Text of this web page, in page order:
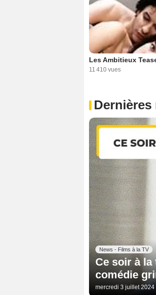
Les Ambitieux
11 410 vues
Dernières
News - Films à la TV
Ce soir à
comédie
mercredi 3 juillet 2024